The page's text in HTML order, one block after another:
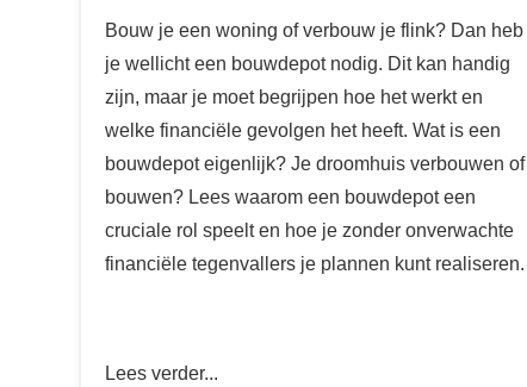
Bouw je een woning of verbouw je flink? Dan heb
je wellicht een bouwdepot nodig. Dit kan handig
zijn, maar je moet begrijpen hoe het werkt en
welke financiële gevolgen het heeft. Wat is een
bouwdepot eigenlijk? Je droomhuis verbouwen of
bouwen? Lees waarom een bouwdepot een
cruciale rol speelt en hoe je zonder onverwachte
financiële tegenvallers je plannen kunt realiseren.
Lees verder...